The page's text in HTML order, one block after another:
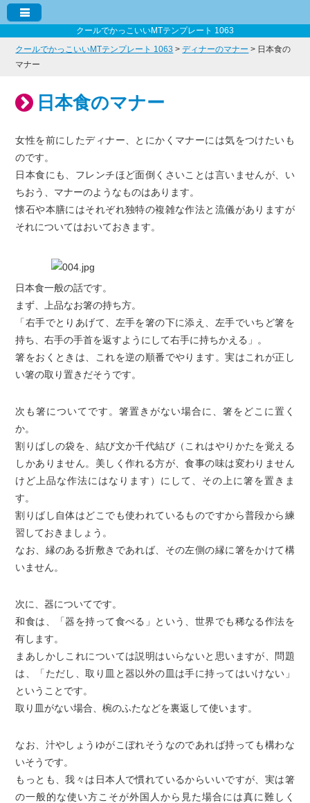
クールでかっこいいMTテンプレート 1063
クールでかっこいいMTテンプレート 1063 >ディナーのマナー > 日本食の
マナー
日本食のマナー
女性を前にしたディナー、とにかくマナーには気をつけたいも
のです。
日本食にも、フレンチほど面倒くさいことは言いませんが、い
ちおう、マナーのようなものはあります。
懐石や本膳にはそれぞれ独特の複雑な作法と流儀がありますが
それについてはおいておきます。
日本食一般の話です。
まず、上品なお箸の持ち方。
「右手でとりあげて、左手を箸の下に添え、左手でいちど箸を
持ち、右手の手首を返すようにして右手に持ちかえる」。
箸をおくときは、これを逆の順番でやります。実はこれが正し
い箸の取り置きだそうです。
次も箸についてです。箸置きがない場合に、箸をどこに置く
か。
割りばしの袋を、結び文か千代結び（これはやりかたを覚える
しかありません。美しく作れる方が、食事の味は変わりません
けど上品な作法にはなります）にして、その上に箸を置きま
す。
割りばし自体はどこでも使われているものですから普段から練
習しておきましょう。
なお、縁のある折敷きであれば、その左側の縁に箸をかけて構
いません。
次に、器についてです。
和食は、「器を持って食べる」という、世界でも稀なる作法を
有します。
まあしかしこれについては説明はいらないと思いますが、問題
は、「ただし、取り皿と器以外の皿は手に持ってはいけない」
ということです。
取り皿がない場合、椀のふたなどを裏返して使います。
なお、汁やしょうゆがこぼれそうなのであれば持っても構わな
いそうです。
もっとも、我々は日本人で慣れているからいいですが、実は箸
の一般的な使い方こそが外国人から見た場合には真に難しく